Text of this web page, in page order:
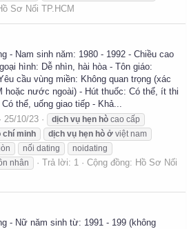
Sơ Nối TP.HCM
- Nam sinh năm: 1980 - 1992 - Chiều cao
hình: Dễ nhìn, hài hòa - Tôn giáo:
cầu vùng miền: Không quan trọng (xác
hoặc nước ngoài) - Hút thuốc: Có thể, ít thi
thể, uống giao tiếp - Khả...
25/10/23 dịch vụ hẹn hò cao cấp
chí minh dịch vụ hẹn hò ở việt nam
nối dating
noidating
nhân
Trả lời: 1 Cộng đồng: Hồ Sơ Nối
- Nữ năm sinh từ: 1991 - 199 (không